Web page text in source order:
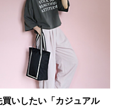
円
新着
買いしたい「カジュアル